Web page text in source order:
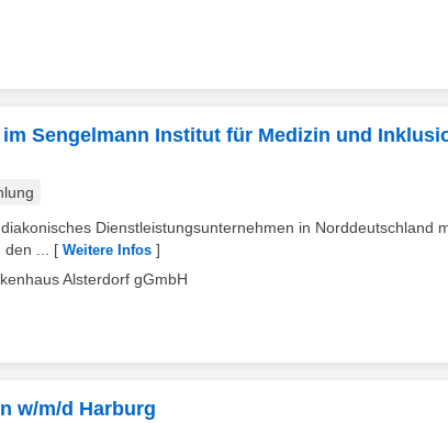
Sengelmann Institut für Medizin und
Dienstleistungsunternehmen in Norddeutschland
...
[ Weitere Infos ]
Alsterdorf gGmbH
w/m/d Harburg